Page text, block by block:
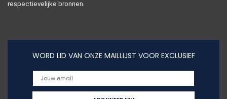
respectievelijke bronnen.
WORD LID VAN ONZE MAILLIJST VOOR EXCLUSIEF